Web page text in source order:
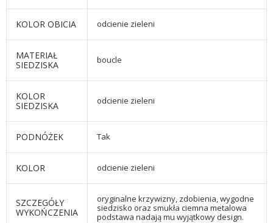
KOLOR OBICIA odcienie zieleni
MATERIAŁ
SIEDZISKA
boucle
KOLOR
SIEDZISKA
odcienie zieleni
PODNÓŻEK Tak
KOLOR odcienie zieleni
SZCZEGÓŁY
WYKOŃCZENIA
oryginalne krzywizny, zdobienia, wygodne
siedzisko oraz smukła ciemna metalowa
podstawa nadają mu wyjątkowy design.